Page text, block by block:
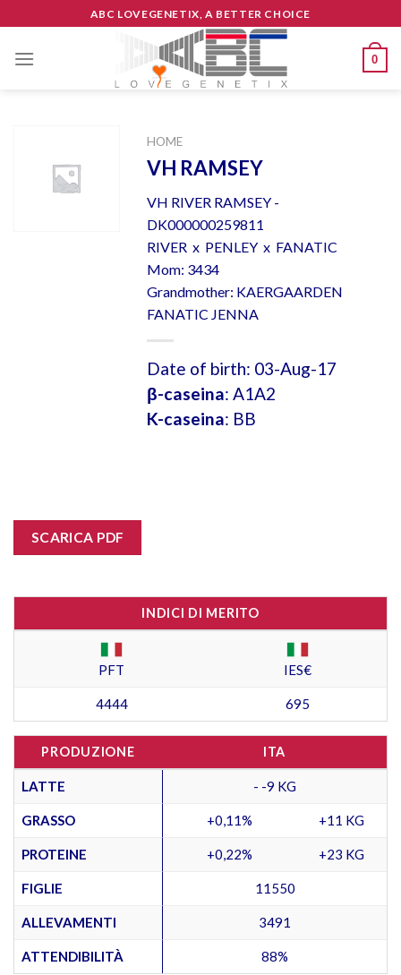
to
content
ABC LOVEGENETIX, A BETTER CHOICE
0
HOME
VH RAMSEY
VH RIVER RAMSEY -
DK000000259811
RIVER x PENLEY x FANATIC
Mom: 3434
Grandmother: KAERGAARDEN
FANATIC JENNA
Date of birth: 03-Aug-17
β-caseina: A1A2
K-caseina: BB
SCARICA PDF
INDICI DI MERITO
PFT IES€
4444 695
PRODUZIONE ITA
LATTE - -9 KG
GRASSO +0,11% +11 KG
PROTEINE +0,22% +23 KG
FIGLIE 11550
ALLEVAMENTI 3491
ATTENDIBILITÀ 88%